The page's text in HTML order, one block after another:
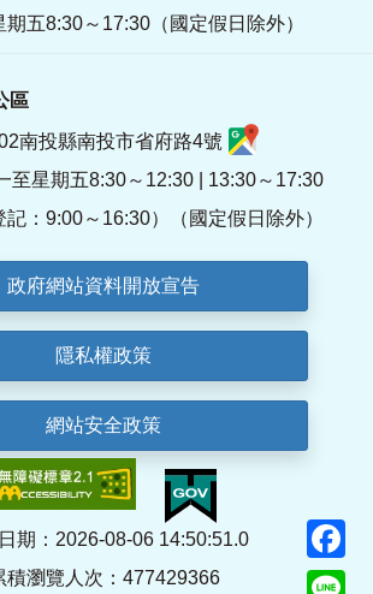
五8:30～17:30（國定假日除外）
區
南投縣南投市省府路4號
至星期五8:30～12:30 | 13:30～17:30
記：9:00～16:30）（國定假日除外）
政府網站資料開放宣告
隱私權政策
網站安全政策
期：2026-08-06 14:50:51.0
積瀏覽人次：477429366